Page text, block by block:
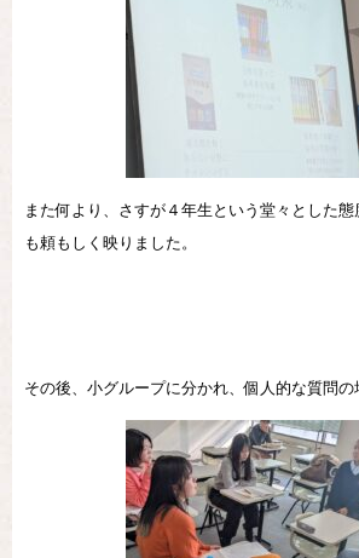
また何より、さすが４年生という堂々とした
も頼もしく映りました。
その後、小グループに分かれ、個人的な質問の